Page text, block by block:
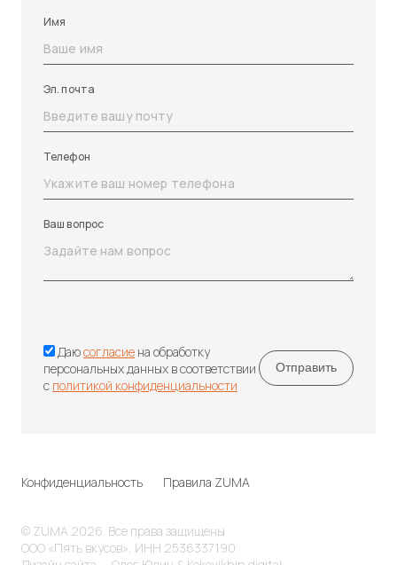
Имя
Эл. почта
Телефон
Ваш вопрос
Даюсогласие на обработку
персональных данных в соответствии
с политикой конфиденциальности
Конфиденциальность Правила ZUMA
© ZUMA 2026. Все права защищены
ООО «Пять вкусов», ИНН 2536337190